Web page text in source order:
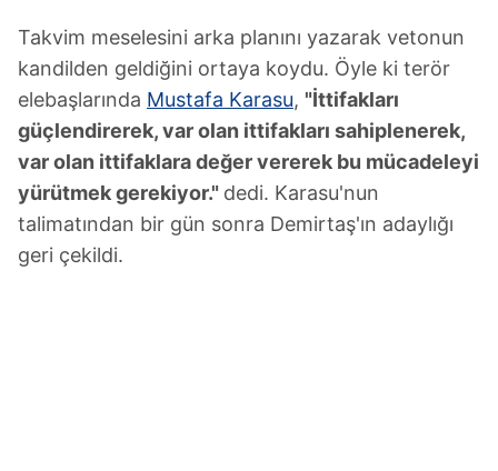
Takvim meselesini arka planını yazarak vetonun
kandilden geldiğini ortaya koydu. Öyle ki terör
elebaşlarında Mustafa Karasu, "İttifakları
güçlendirerek, var olan ittifakları sahiplenerek,
var olan ittifaklara değer vererek bu mücadeleyi
yürütmek gerekiyor." dedi. Karasu'nun
talimatından bir gün sonra Demirtaş'ın adaylığı
geri çekildi.